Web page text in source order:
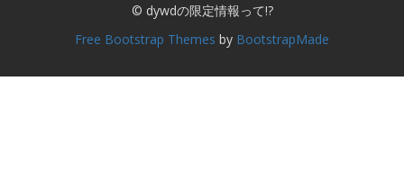
© dywdの限定情報って!?
Free Bootstrap Themes by BootstrapMade